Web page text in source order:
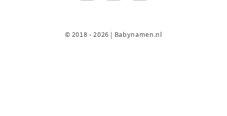
© 2018 - 2026 | Babynamen.nl